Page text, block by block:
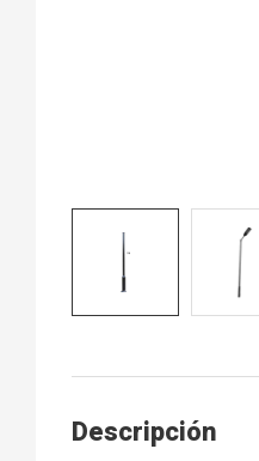
Descripción